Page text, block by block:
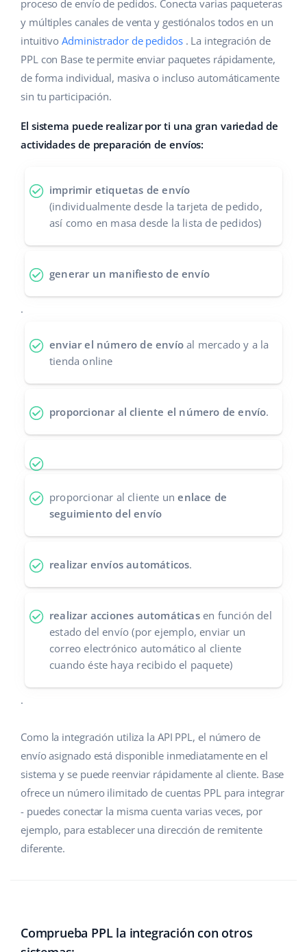
Gestión de envíos
Automatizaciones
Base Connect
IA para e-commerce
Hogar y jardinería
Productos infantiles
Electrónica
Piezas de automóviles
Supermercado
Moda
Ayuda
Base Academy
Blog
Implementación de sistemas
Calculadora de beneficios
Cooperación y socios
english (GB)
english (IN)
deutsch
español (AR)
Italiano
português (BR)
proceso de envío de pedidos. Conecta varias paqueteras
y múltiples canales de venta y gestiónalos todos en un
intuitivo Administrador de pedidos. La integración de
PPL con Base te permite enviar paquetes rápidamente,
de forma individual, masiva o incluso automáticamente
sin tu participación.
El sistema puede realizar por ti una gran variedad de
actividades de preparación de envíos:
imprimir etiquetas de envío
(individualmente desde la tarjeta de pedido,
así como en masa desde la lista de pedidos)
generar un manifiesto de envío
.
enviar el número de envío al mercado y a la
tienda online
proporcionar al cliente el número de envío.
proporcionar al cliente unenlace de
seguimiento del envío
realizar envíos automáticos.
realizar acciones automáticasen función del
estado del envío (por ejemplo, enviar un
correo electrónico automático al cliente
cuando éste haya recibido el paquete)
.
Como la integración utiliza la API PPL, el número de
envío asignado está disponible inmediatamente en el
sistema y se puede reenviar rápidamente al cliente. Base
ofrece un número ilimitado de cuentas PPL para integrar
- puedes conectar la misma cuenta varias veces, por
ejemplo, para establecer una dirección de remitente
diferente.
Comprueba PPL la integración con otros